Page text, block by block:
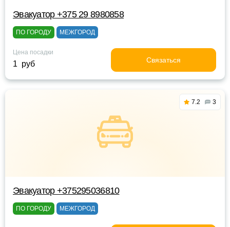
Эвакуатор +375 29 8980858
ПО ГОРОДУ МЕЖГОРОД
Цена посадки
1 руб Связаться
7.2 3
Эвакуатор +375295036810
ПО ГОРОДУ МЕЖГОРОД